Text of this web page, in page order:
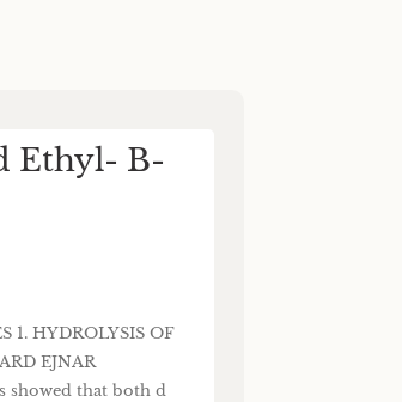
Ethyl- B-
1. HYDROLYSIS OF
EJNAR
showed that both d